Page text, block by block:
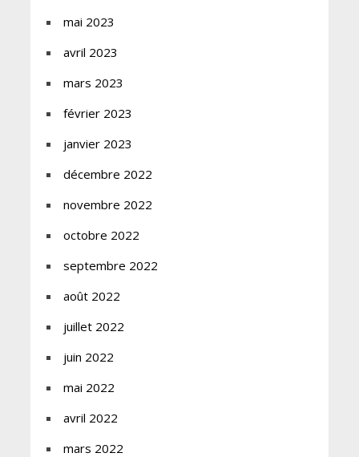
mai 2023
avril 2023
mars 2023
février 2023
janvier 2023
décembre 2022
novembre 2022
octobre 2022
septembre 2022
août 2022
juillet 2022
juin 2022
mai 2022
avril 2022
mars 2022